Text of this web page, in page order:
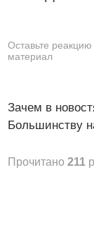
Оставьте реакцию
материал
Зачем в
Большинству
Прочитано 211